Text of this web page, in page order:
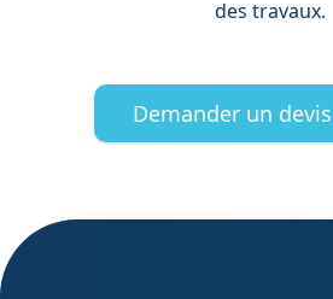
des travaux.
Demander un